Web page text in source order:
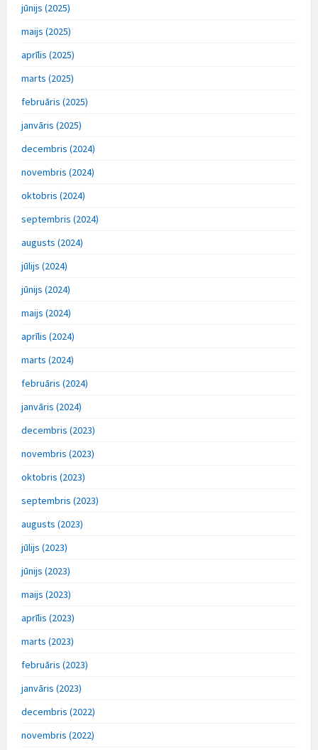
jūnijs (2025)
maijs (2025)
aprīlis (2025)
marts (2025)
februāris (2025)
janvāris (2025)
decembris (2024)
novembris (2024)
oktobris (2024)
septembris (2024)
augusts (2024)
jūlijs (2024)
jūnijs (2024)
maijs (2024)
aprīlis (2024)
marts (2024)
februāris (2024)
janvāris (2024)
decembris (2023)
novembris (2023)
oktobris (2023)
septembris (2023)
augusts (2023)
jūlijs (2023)
jūnijs (2023)
maijs (2023)
aprīlis (2023)
marts (2023)
februāris (2023)
janvāris (2023)
decembris (2022)
novembris (2022)